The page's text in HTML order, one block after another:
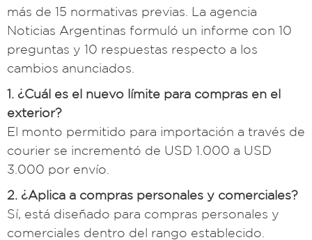
más de 15 normativas previas. La agencia
Noticias Argentinas formuló un informe con 10
preguntas y 10 respuestas respecto a los
cambios anunciados.
1. ¿Cuál es el nuevo límite para compras en el
exterior?
El monto permitido para importación a través de
courier se incrementó de USD 1.000 a USD
3.000 por envío.
2. ¿Aplica a compras personales y comerciales?
Sí, está diseñado para compras personales y
comerciales dentro del rango establecido.